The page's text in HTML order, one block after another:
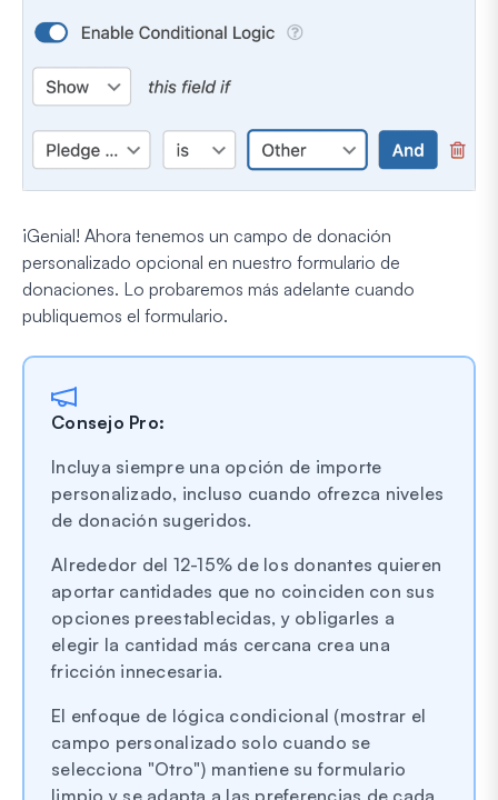
¡Genial! Ahora tenemos un campo de donación
personalizado opcional en nuestro formulario de
donaciones. Lo probaremos más adelante cuando
publiquemos el formulario.
Consejo Pro:
Incluya siempre una opción de importe
personalizado, incluso cuando ofrezca niveles
de donación sugeridos.
Alrededor del 12-15% de los donantes quieren
aportar cantidades que no coinciden con sus
opciones preestablecidas, y obligarles a
elegir la cantidad más cercana crea una
fricción innecesaria.
El enfoque de lógica condicional (mostrar el
campo personalizado solo cuando se
selecciona "Otro") mantiene su formulario